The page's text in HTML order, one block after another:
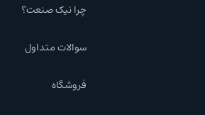
چرا نیک صنعت؟
سوالات متداول
فروشگاه